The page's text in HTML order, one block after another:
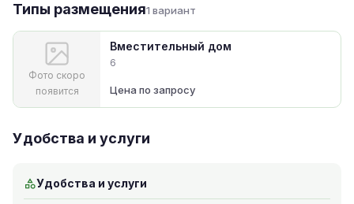
Типы размещения1 вариант
Фото скоро
появится
Вместительный дом
6
Цена по запросу
Удобства и услуги
Удобства и услуги